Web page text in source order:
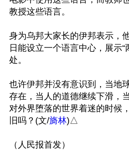
教授这些语言。
身为乌邦大家长的伊邦表示，
日能设立一个语言中心，展示“
处。
也许伊邦并没有意识到，当地
存在，当人的道德继续下滑，
对外界堕落的世界着迷的时候
旧吗？(文/旖林)△